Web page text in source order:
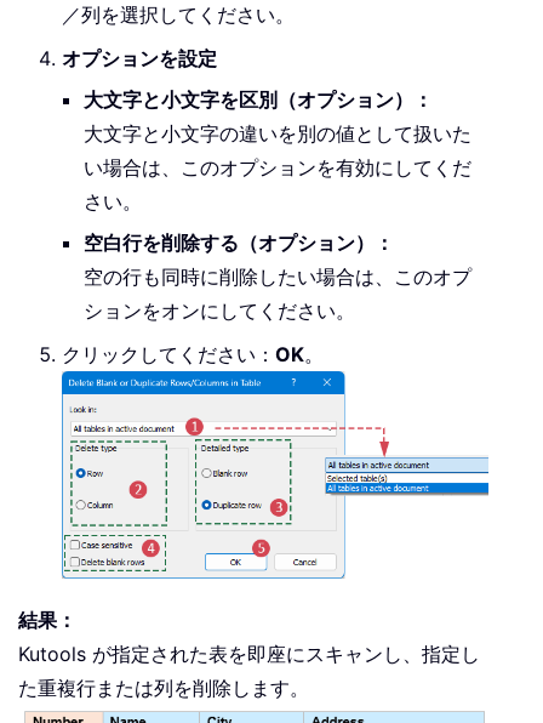
／列を選択してください。
オプションを設定
大文字と小文字を区別（オプション）：
大文字と小文字の違いを別の値として扱いた
い場合は、このオプションを有効にしてくだ
さい。
空白行を削除する（オプション）：
空の行も同時に削除したい場合は、このオプ
ションをオンにしてください。
クリックしてください： OK。
結果：
Kutools が指定された表を即座にスキャンし、指定し
た重複行または列を削除します。